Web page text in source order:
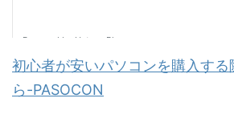
初心者が安いパソコンを購入す
ら-PASOCON